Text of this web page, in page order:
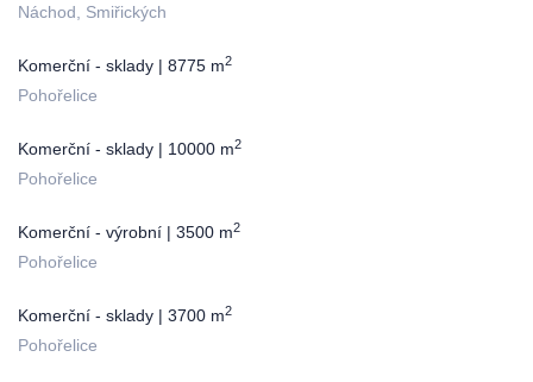
Náchod, Smiřických
Komerční - sklady | 8775 m2
Pohořelice
Komerční - sklady | 10000 m2
Pohořelice
Komerční - výrobní | 3500 m2
Pohořelice
Komerční - sklady | 3700 m2
Pohořelice